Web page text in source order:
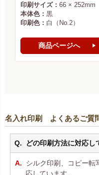
印刷サイズ： 66 × 252mm
本体色： 黒
印刷色： 白（No.2）
商品ページへ
名入れ印刷 よくあるご質
どの印刷方法に対応し
シルク印刷、コピー転